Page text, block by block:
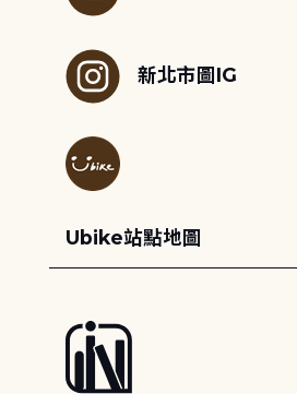
新北市圖IG
Ubike站點地圖